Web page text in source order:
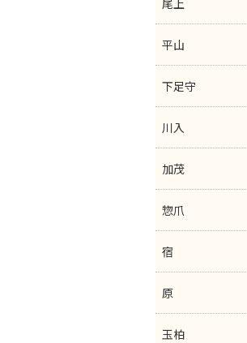
尾上
平山
下足守
川入
加茂
惣爪
宿
原
玉柏